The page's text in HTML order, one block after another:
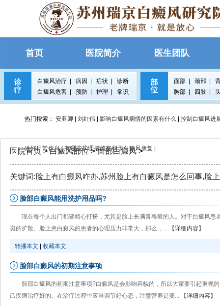
首页 医院简介 医生团队
白癜风治疗 病因 症状
诊断
白癜风危害
预防 护理 常识
面部 颈部
胸部
四肢
热门搜索： 安亚卿 刘红伟 影响白癜风病情的因素有什么 控制白癜风进
做好日常作息|有哪些护理措施有利于白癜风康复
医院首页>白癜风部位>面部白癜风>
关键词:脸上有白癜风咋办,苏州脸上有白癜风是怎么回事,脸
脸部白癜风能用洗护用品吗?
现在每个人出门都要精心打扮，尤其是脸上长满青春痘的人。对于白癜风患
斑的扩散。脸上患白癜风的患者的心理压力非常大，那么，...
【详细内容】
转播本文 收藏本文
脸部白癜风的初期注意事项
脸部白癜风的初期注意事项?白癜风是会影响容貌的，所以大家要引起重视
己疾病治疗好的。在治疗过程中应当调节好心态，注意营养是要...
【详细内容】